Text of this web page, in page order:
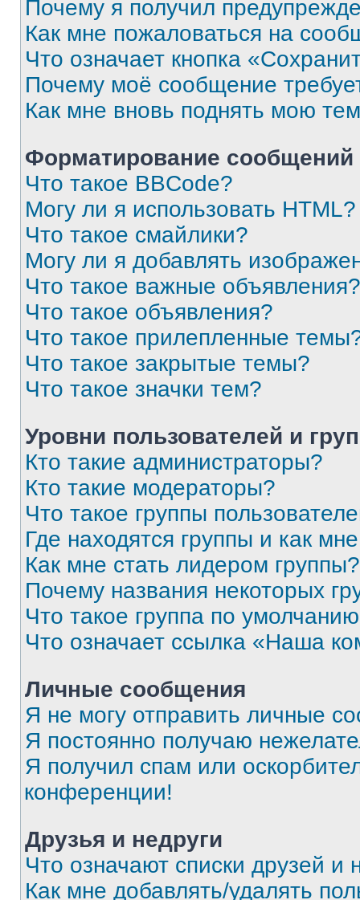
Почему я получил
Как мне пожаловаться на
Что означает кнопка
Почему моё сообщение
Как мне вновь поднять мою
Форматирование
Что такое BBCode?
Могу ли я использовать HTML?
Что такое смайлики?
Могу ли я добавлять
Что такое важные объявления?
Что такое объявления?
Что такое прилепленные
Что такое закрытые темы?
Что такое значки тем?
Уровни пользователей и
Кто такие администраторы?
Кто такие модераторы?
Что такое группы
Где находятся группы и как
Как мне стать лидером группы?
Почему названия некоторых
Что такое группа по
Что означает ссылка «Наша
Личные сообщения
Я не могу отправить личные
Я постоянно получаю
Я получил спам или
конференции!
Друзья и недруги
Что означают списки друзей и
Как мне добавлять/удалять